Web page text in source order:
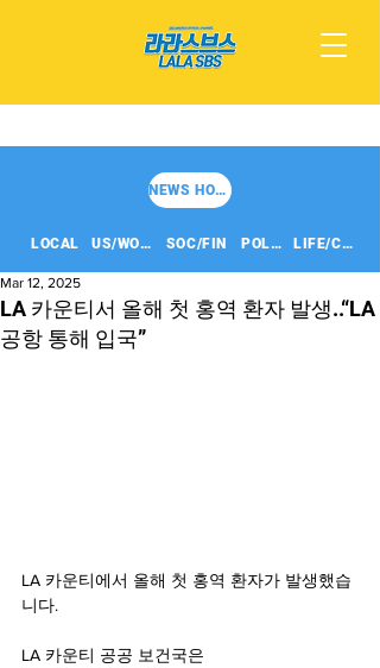
NEWS HOME
LOCAL US/WORLD SOC/FIN POLITICS LIFE/CULT
LA 카운티서 올해 첫 홍역 환자 발생..“LA
공항 통해 입국”
Mar 12, 2025
LA 카운티에서 올해 첫 홍역 환자가 발생했습
니다.
LA 카운티 공공 보건국은